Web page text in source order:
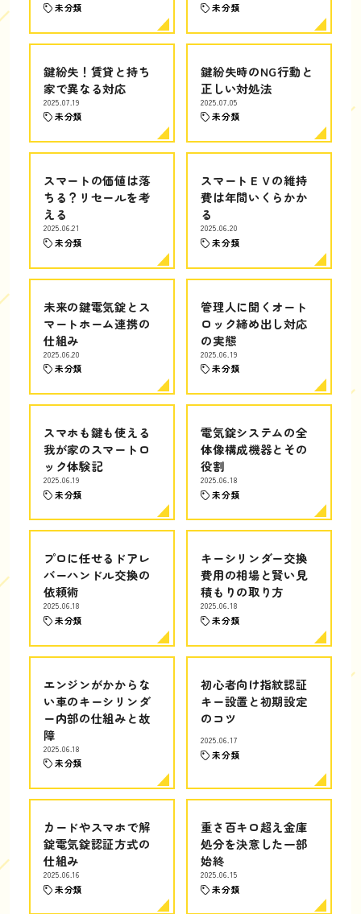
未分類 未分類
鍵紛失！賃貸と持ち
家で異なる対応
2025.07.19
未分類
鍵紛失時のNG行動と
正しい対処法
2025.07.05
未分類
スマートの価値は落
ちる？リセールを考
える
2025.06.21
未分類
スマートＥＶの維持
費は年間いくらかか
る
2025.06.20
未分類
未来の鍵電気錠とス
マートホーム連携の
仕組み
2025.06.20
未分類
管理人に聞くオート
ロック締め出し対応
の実態
2025.06.19
未分類
スマホも鍵も使える
我が家のスマートロ
ック体験記
2025.06.19
未分類
電気錠システムの全
体像構成機器とその
役割
2025.06.18
未分類
プロに任せるドアレ
バーハンドル交換の
依頼術
2025.06.18
未分類
キーシリンダー交換
費用の相場と賢い見
積もりの取り方
2025.06.18
未分類
エンジンがかからな
い車のキーシリンダ
ー内部の仕組みと故
障
2025.06.18
未分類
初心者向け指紋認証
キー設置と初期設定
のコツ
2025.06.17
未分類
カードやスマホで解
錠電気錠認証方式の
仕組み
2025.06.16
未分類
重さ百キロ超え金庫
処分を決意した一部
始終
2025.06.15
未分類